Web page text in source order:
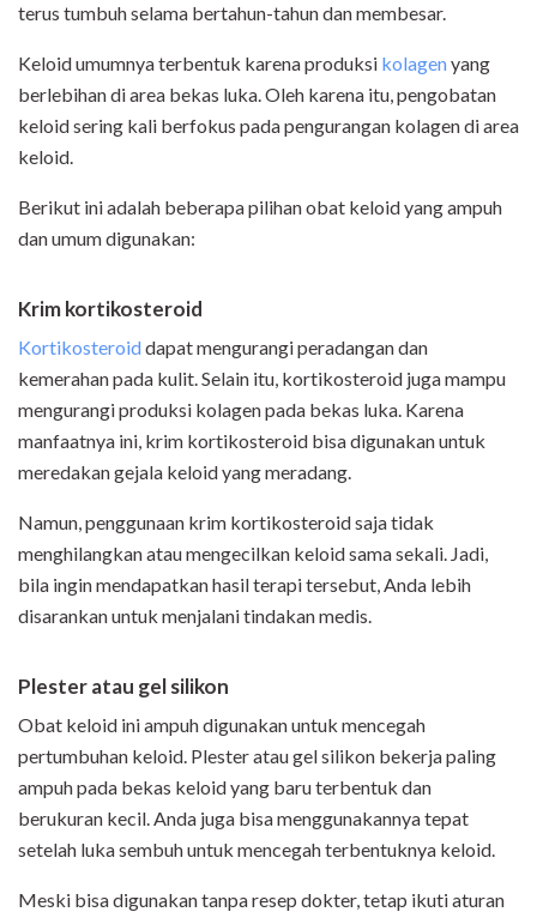
terus tumbuh selama bertahun-tahun dan membesar.
Keloid umumnya terbentuk karena produksi kolagenyang
berlebihan di area bekas luka. Oleh karena itu, pengobatan
keloid sering kali berfokus pada pengurangan kolagen di area
keloid.
Berikut ini adalah beberapa pilihan obat keloid yang ampuh
dan umum digunakan:
Krim kortikosteroid
Kortikosteroiddapat mengurangi peradangan dan
kemerahan pada kulit. Selain itu, kortikosteroid juga mampu
mengurangi produksi kolagen pada bekas luka. Karena
manfaatnya ini, krim kortikosteroid bisa digunakan untuk
meredakan gejala keloid yang meradang.
Namun, penggunaan krim kortikosteroid saja tidak
menghilangkan atau mengecilkan keloid sama sekali. Jadi,
bila ingin mendapatkan hasil terapi tersebut, Anda lebih
disarankan untuk menjalani tindakan medis.
Plester atau gel silikon
Obat keloid ini ampuh digunakan untuk mencegah
pertumbuhan keloid. Plester atau gel silikon bekerja paling
ampuh pada bekas keloid yang baru terbentuk dan
berukuran kecil. Anda juga bisa menggunakannya tepat
setelah luka sembuh untuk mencegah terbentuknya keloid.
Meski bisa digunakan tanpa resep dokter, tetap ikuti aturan